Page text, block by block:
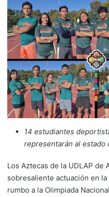
14 estudiantes
representarán al estado
Los Aztecas de la UDLAP de
sobresaliente actuación en
rumbo a la Olimpiada